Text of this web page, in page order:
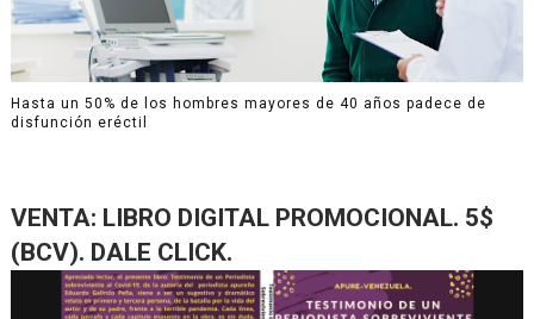
Hasta un 50% de los hombres mayores de 40 años padece de
disfunción eréctil
VENTA: LIBRO DIGITAL PROMOCIONAL. 5$
(BCV). DALE CLICK.